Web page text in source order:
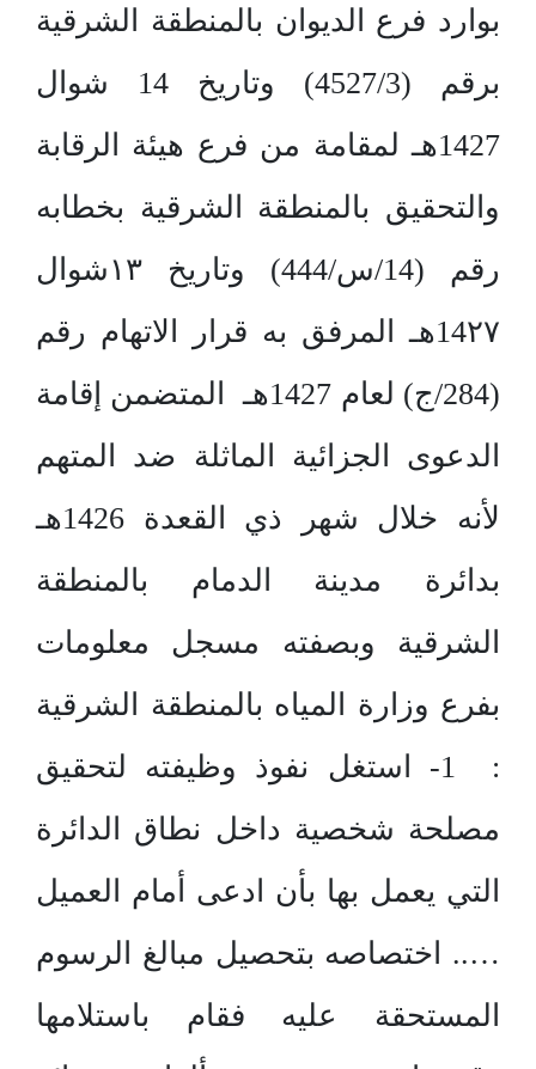
بوارد فرع الديوان بالمنطقة الشرقية
برقم (4527/3) وتاريخ 14 شوال
1427هـ لمقامة من فرع هيئة الرقابة
والتحقيق بالمنطقة الشرقية بخطابه
رقم (14/س/444) وتاريخ ۱۳شوال
14۲۷هـ المرفق به قرار الاتهام رقم
(284/ج) لعام 1427هـ المتضمن إقامة
الدعوى الجزائية الماثلة ضد المتهم
لأنه خلال شهر ذي القعدة 1426هـ
بدائرة مدينة الدمام بالمنطقة
الشرقية وبصفته مسجل معلومات
بفرع وزارة المياه بالمنطقة الشرقية
: 1- استغل نفوذ وظيفته لتحقيق
مصلحة شخصية داخل نطاق الدائرة
التي يعمل بها بأن ادعى أمام العميل
….. اختصاصه بتحصيل مبالغ الرسوم
المستحقة عليه فقام باستلامها